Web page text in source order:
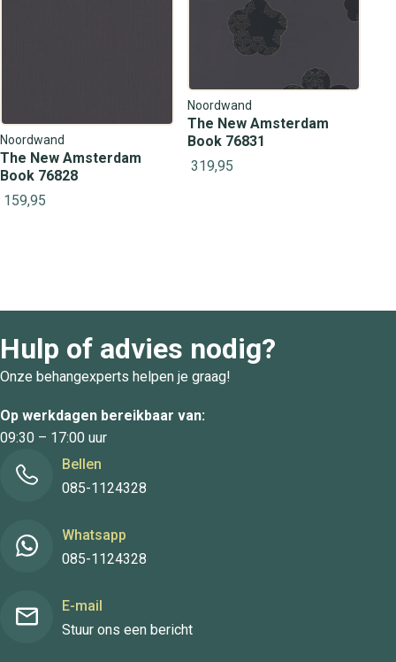
Noordwand
The New Amsterdam
Book 76828
159,95
Noordwand
The New Amsterdam
Book 76831
319,95
Hulp of advies nodig?
Onze behangexperts helpen je graag!
Op werkdagen bereikbaar van:
09:30 – 17:00 uur
Bellen
085-1124328
Whatsapp
085-1124328
E-mail
Stuur ons een bericht